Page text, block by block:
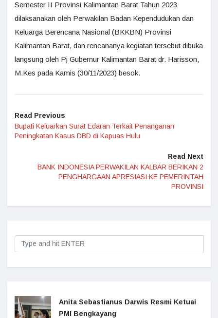
Semester II Provinsi Kalimantan Barat Tahun 2023
dilaksanakan oleh Perwakilan Badan Kependudukan dan
Keluarga Berencana Nasional (BKKBN) Provinsi
Kalimantan Barat, dan rencananya kegiatan tersebut dibuka
langsung oleh Pj Gubernur Kalimantan Barat dr. Harisson,
M.Kes pada Kamis (30/11/2023) besok.
Read Previous
Bupati Keluarkan Surat Edaran Terkait Penanganan
Peningkatan Kasus DBD di Kapuas Hulu
Read Next
BANK INDONESIA PERWAKILAN KALBAR BERIKAN 2
PENGHARGAAN APRESIASI KE PEMERINTAH
PROVINSI
Anita Sebastianus Darwis Resmi Ketuai
PMI Bengkayang